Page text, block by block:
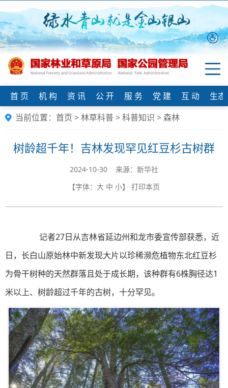
首 页 机 构 资 讯 公 开 服 务 党 建 互 动
生
当前位置： 首页 >林草科普>科普知识 >森林
树龄超千年！吉林发现罕见红豆杉古树群
2024-10-30 来源：新华社
【字体： 大 中 小】 打印本页
记者27日从吉林省延边州和龙市委宣传部获悉，近
日，长白山原始林中新发现大片以珍稀濒危植物东北红豆杉
为骨干树种的天然群落且处于成长期，该种群有6株胸径达1
米以上、树龄超过千年的古树，十分罕见。